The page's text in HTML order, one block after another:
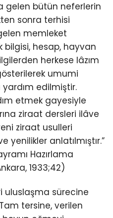
gelen bütün neferlerin
sonra terhisi
memleket
bilgisi, hesap, hayvan
herkese lâzım
umumi
edilmiştir.
etmek gayesiyle
ziraat dersleri ilâve
ziraat usulleri
yenilikler anlatılmıştır.”
Hazırlama
1933;42)
uluslaşma sürecine
tersine, verilen